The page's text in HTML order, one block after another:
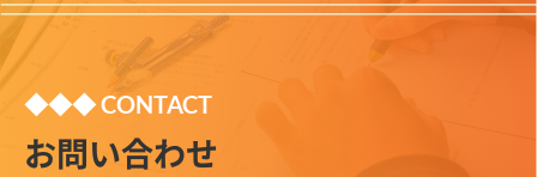
◆◆◆ CONTACT
お問い合わせ